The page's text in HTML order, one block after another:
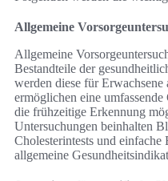
Allgemeine
Allgemeine
Bestandteile der
werden diese für
ermöglichen eine
die frühzeitige Erkennung
Untersuchungen beinhalten
Cholesterintests und
allgemeine